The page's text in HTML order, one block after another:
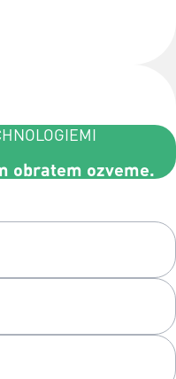
obratem ozveme.